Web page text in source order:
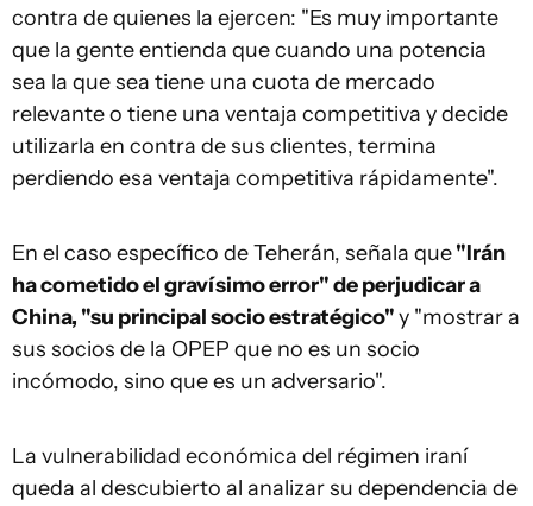
contra de quienes la ejercen: "Es muy importante
que la gente entienda que cuando una potencia
sea la que sea tiene una cuota de mercado
relevante o tiene una ventaja competitiva y decide
utilizarla en contra de sus clientes, termina
perdiendo esa ventaja competitiva rápidamente".
En el caso específico de Teherán, señala que"Irán
ha cometido el gravísimo error" de perjudicar a
China, "su principal socio estratégico"y "mostrar a
sus socios de la OPEP que no es un socio
incómodo, sino que es un adversario".
La vulnerabilidad económica del régimen iraní
queda al descubierto al analizar su dependencia de